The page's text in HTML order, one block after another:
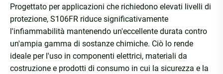
Progettato per applicazioni che richiedono elevati livelli di
protezione, S106FR riduce significativamente
l'infiammabilità mantenendo un'eccellente durata contro
un'ampia gamma di sostanze chimiche. Ciò lo rende
ideale per l'uso in componenti elettrici, materiali da
costruzione e prodotti di consumo in cui la sicurezza e la